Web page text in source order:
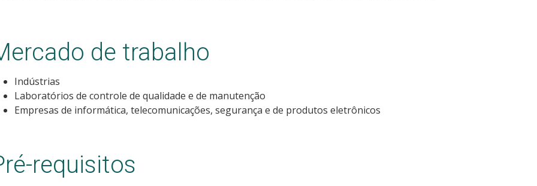
de trabalho
Indústrias
Laboratórios de controle de qualidade e de manutenção
Empresas de informática, telecomunicações, segurança e de produtos eletrônicos
requisitos